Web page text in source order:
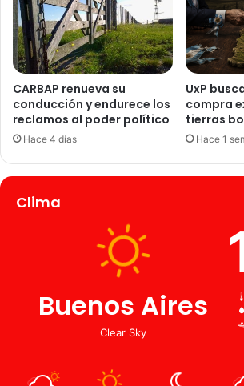
CARBAP renueva su
conducción y endurece los
reclamos al poder político
Hace 4 días
UxP
compra
tierras
Hace 1
Clima
Buenos Aires
Clear Sky